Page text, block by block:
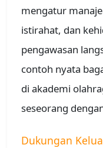
mengatur
istirahat, dan
pengawasan
contoh nyata
di akademi
seseorang
Dukungan